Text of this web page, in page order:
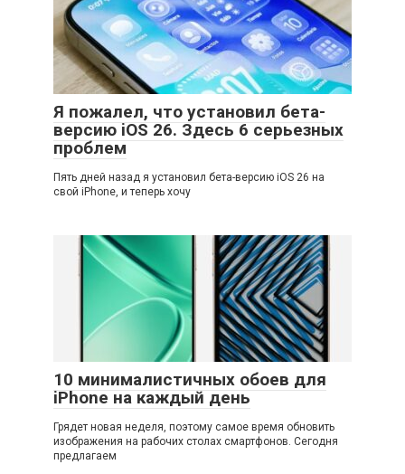
Я пожалел, что установил бета-
версию iOS 26. Здесь 6 серьезных
проблем
Пять дней назад я установил бета-версию iOS 26 на
свой iPhone, и теперь хочу
10 минималистичных обоев для
iPhone на каждый день
Грядет новая неделя, поэтому самое время обновить
изображения на рабочих столах смартфонов. Сегодня
предлагаем